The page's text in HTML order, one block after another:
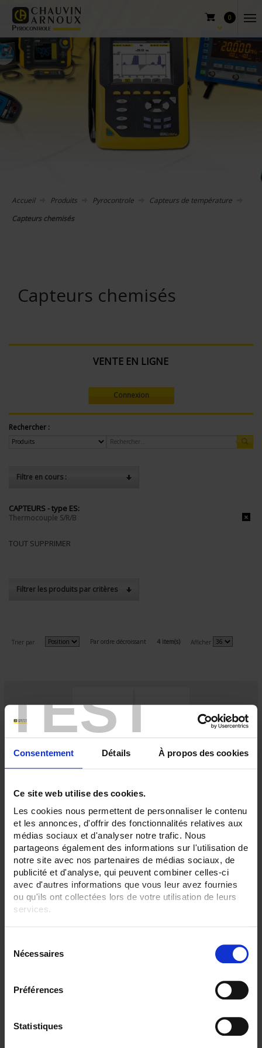
TEST
Consentement Détails À propos des cookies
Ce site web utilise des cookies.
Les cookies nous permettent de personnaliser le contenu
et les annonces, d'offrir des fonctionnalités relatives aux
médias sociaux et d'analyser notre trafic. Nous
partageons également des informations sur l'utilisation de
notre site avec nos partenaires de médias sociaux, de
publicité et d'analyse, qui peuvent combiner celles-ci
avec d'autres informations que vous leur avez fournies
ou qu'ils ont collectées lors de votre utilisation de leurs
services.
Nécessaires
Préférences
Statistiques
0
Accueil Produits Pyrocontrole
Capteurs de température
Capteurs chemisés
Capteurs chemisés
VENTE EN LIGNE
Connexion
Rechercher :
Filtre en cours :
CAPTEURS - type ES:
Thermocouple S/R/B
TOUT SUPPRIMER
Filtrer les produits par critères
Trier par Par ordre décroissant 4 item(s) Afficher
TCG1
Capteur de température à thermocouple gainé avec sortie par fils nus